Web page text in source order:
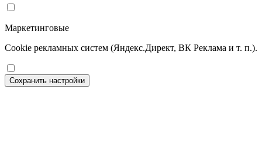
Маркетинговые
Cookie рекламных систем (Яндекс.Директ, ВК Реклама и т. п.).
Сохранить настройки